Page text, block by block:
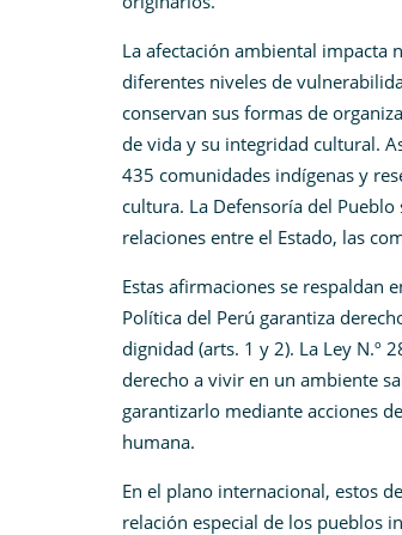
La afectación ambiental impacta
diferentes niveles de
conservan sus formas de
de vida y su integridad cultural.
435 comunidades indígenas y
cultura. La Defensoría del
relaciones entre el Estado, las
Estas afirmaciones se respaldan
Política del Perú garantiza
dignidad (arts. 1 y 2). La Ley N.º
derecho a vivir en un ambiente
garantizarlo mediante acciones
humana.
En el plano internacional, estos
relación especial de los pueblos